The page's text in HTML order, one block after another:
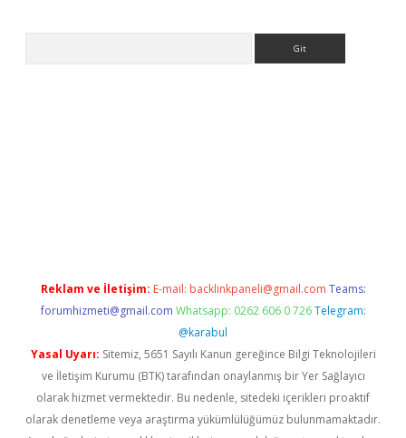
Reklam ve İletişim: E-mail: backlinkpaneli@gmail.com Teams:
forumhizmeti@gmail.com Whatsapp: 0262 606 0 726 Telegram:
@karabul
Yasal Uyarı: Sitemiz, 5651 Sayılı Kanun gereğince Bilgi Teknolojileri
ve İletişim Kurumu (BTK) tarafından onaylanmış bir Yer Sağlayıcı
olarak hizmet vermektedir. Bu nedenle, sitedeki içerikleri proaktif
olarak denetleme veya araştırma yükümlülüğümüz bulunmamaktadır.